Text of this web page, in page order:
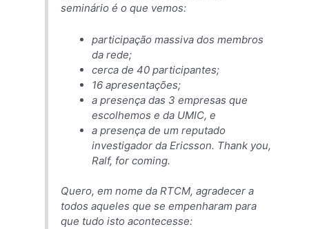
seminário é o que vemos:
participação massiva dos membros
da rede;
cerca de 40 participantes;
16 apresentações;
a presença das 3 empresas que
escolhemos e da UMIC, e
a presença de um reputado
investigador da Ericsson. Thank you,
Ralf, for coming.
Quero, em nome da RTCM, agradecer a
todos aqueles que se empenharam para
que tudo isto acontecesse: